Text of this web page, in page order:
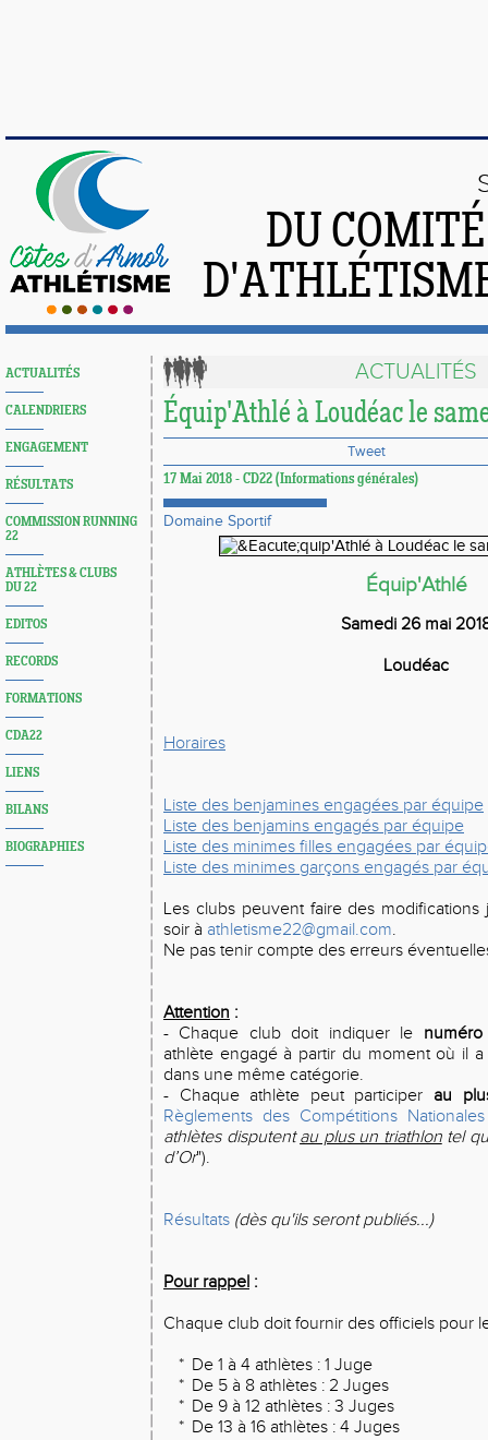
DU
ACTUALITÉS
CALENDRIERS
ENGAGEMENT
RÉSULTATS
COMMISSION RUNNING
22
ATHLÈTES & CLUBS
DU 22
EDITOS
RECORDS
FORMATIONS
CDA22
LIENS
BILANS
BIOGRAPHIES
ACTUALITÉS
Équip'Athlé à Loudéac le
Tweet
17 Mai 2018 - CD22 (Informations générales)
Domaine Sportif
Équip'Athlé
Samedi 26 mai
Loudéac
Horaires
Liste des benjamines engagées par équipe
Liste des benjamins engagés par équipe
Liste des minimes filles engagées par
Liste des minimes garçons engagés par
Les clubs peuvent faire des
soir à athletisme22@gmail.com.
Ne pas tenir compte des erreurs
Attention :
- Chaque club doit indiquer le
athlète engagé à partir du moment où il
dans une même catégorie.
- Chaque athlète peut participer au
Règlements des Compétitions
athlètes disputentau plus un triathlontel
d’Or").
Résultats (dès qu'ils seront publiés...)
Pour rappel :
Chaque club doit fournir des officiels pour
* De 1 à 4 athlètes : 1 Juge
* De 5 à 8 athlètes : 2 Juges
* De 9 à 12 athlètes : 3 Juges
* De 13 à 16 athlètes : 4 Juges